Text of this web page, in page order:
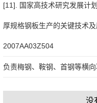
[11]. 国家高技术研究发展计
厚规格钢板生产的关键技术
2007AA03Z504
负责梅钢、鞍钢、首钢等横
没